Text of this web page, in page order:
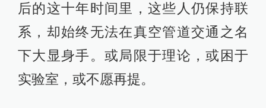
后的这十年时间里，这些人仍保持联
系，却始终无法在真空管道交通之名
下大显身手。或局限于理论，或困于
实验室，或不愿再提。